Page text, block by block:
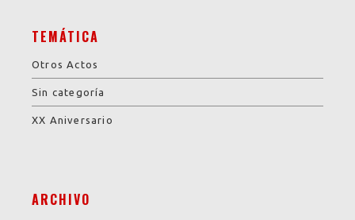
TEMÁTICA
Otros Actos
Sin categoría
XX Aniversario
ARCHIVO